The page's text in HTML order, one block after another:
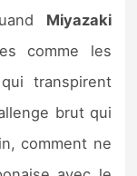
Miyazaki
comme les
qui transpirent
brut qui
comment ne